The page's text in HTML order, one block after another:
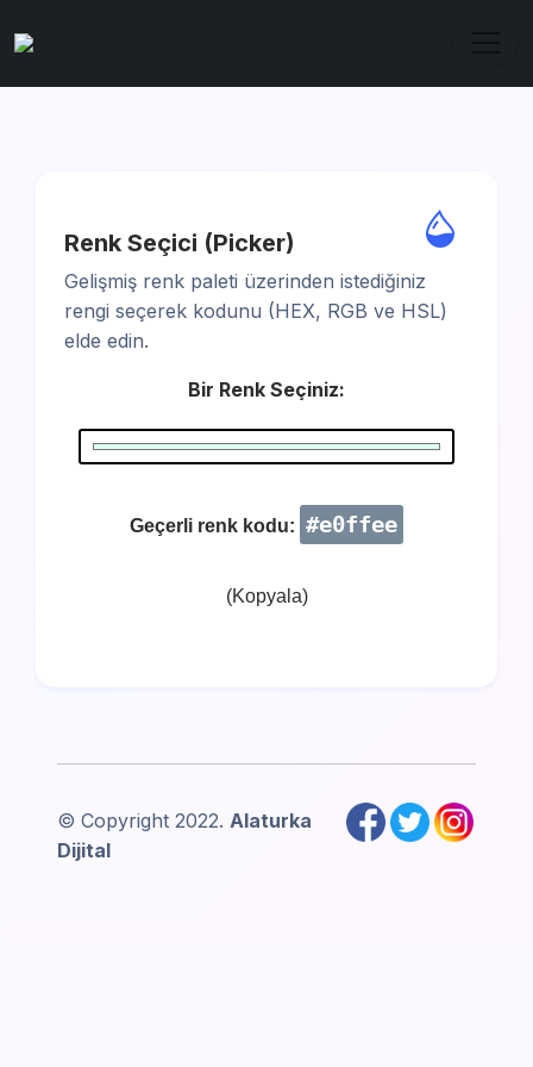
Renk Seçici (Picker)
Gelişmiş renk paleti üzerinden istediğiniz
rengi seçerek kodunu (HEX, RGB ve HSL)
elde edin.
Bir Renk Seçiniz:
Geçerli renk kodu: #e0ffee
(Kopyala)
© Copyright 2022. Alaturka
Dijital